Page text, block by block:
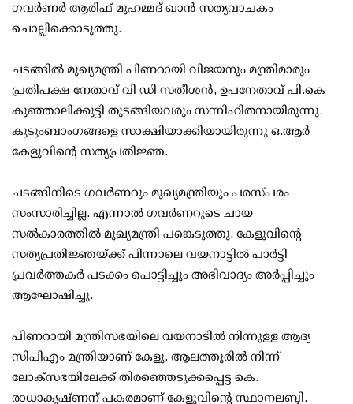
ഗവര്‍ണര്‍ ആരിഫ് മുഹമ്മദ് ഖാന്‍ സത്യവാചകം
ചൊല്ലിക്കൊടുത്തു.
ചടങ്ങില്‍ മുഖ്യമന്ത്രി പിണറായി വിജയനും മന്ത്രിമാരും
പ്രതിപക്ഷ നേതാവ് വി ഡി സതീശന്‍, ഉപനേതാവ് പി.കെ
കുഞ്ഞാലിക്കുട്ടി തുടങ്ങിയവരും സന്നിഹിതനായിരുന്നു.
കുടുംബാംഗങ്ങളെ സാക്ഷിയാക്കിയായിരുന്നു ഒ.ആര്‍
കേളുവിന്റെ സത്യപ്രതിജ്ഞ.
ചടങ്ങിനിടെ ഗവര്‍ണറും മുഖ്യമന്ത്രിയും പരസ്പരം
സംസാരിച്ചില്ല. എന്നാല്‍ ഗവര്‍ണറുടെ ചായ
സല്‍കാരത്തില്‍ മുഖ്യമന്ത്രി പങ്കെടുത്തു. കേളുവിന്റെ
സത്യപ്രതിജ്ഞയ്ക്ക് പിന്നാലെ വയനാട്ടില്‍ പാര്‍ട്ടി
പ്രവര്‍ത്തകര്‍ പടക്കം പൊട്ടിച്ചും അഭിവാദ്യം അര്‍പ്പിച്ചും
ആഘോഷിച്ചു.
പിണറായി മന്ത്രിസഭയിലെ വയനാടില്‍ നിന്നുള്ള ആദ്യ
സിപിഎം മന്ത്രിയാണ് കേളു. ആലത്തൂരില്‍ നിന്ന്
ലോക്സഭയിലേക്ക് തിരഞ്ഞെടുക്കപ്പെട്ട കെ.
രാധാകൃഷ്ണന് പകരമാണ് കേളുവിന്റെ സ്ഥാനലബ്ദി.